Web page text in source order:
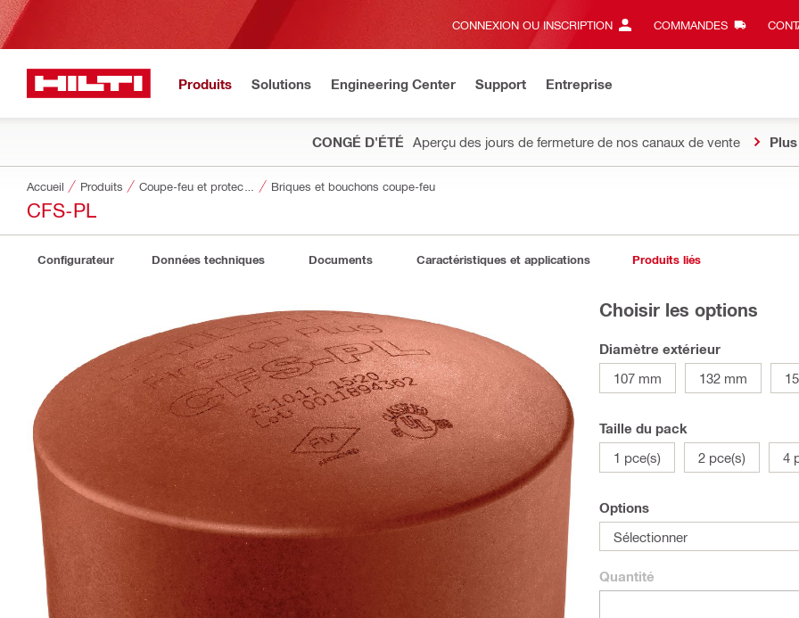
CONNEXION OU INSCRIPTION COMMANDES
Produits Solutions Engineering Center Support Entreprise
CONGÉ D'ÉTÉ Aperçu des jours de fermeture de nos canaux de vente
Accueil Produits Briques et bouchons coupe-feu
CFS-PL
Configurateur Données techniques Documents Caractéristiques et applications Produits liés
Choisir les options
Diamètre extérieur
107 mm
132 mm
Taille du pack
1 pce(s)
2 pce(s) 4
Options
Sélectionner
Quantité